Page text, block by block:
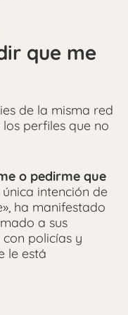
que me
de la misma red
perfiles que no
o pedirme que
intención de
ha manifestado
a sus
policías y
le está